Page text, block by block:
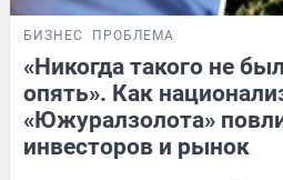
БИЗНЕС ПРОБЛЕМА
«Никогда такого не
опять». Как
«Южуралзолота»
инвесторов и рынок